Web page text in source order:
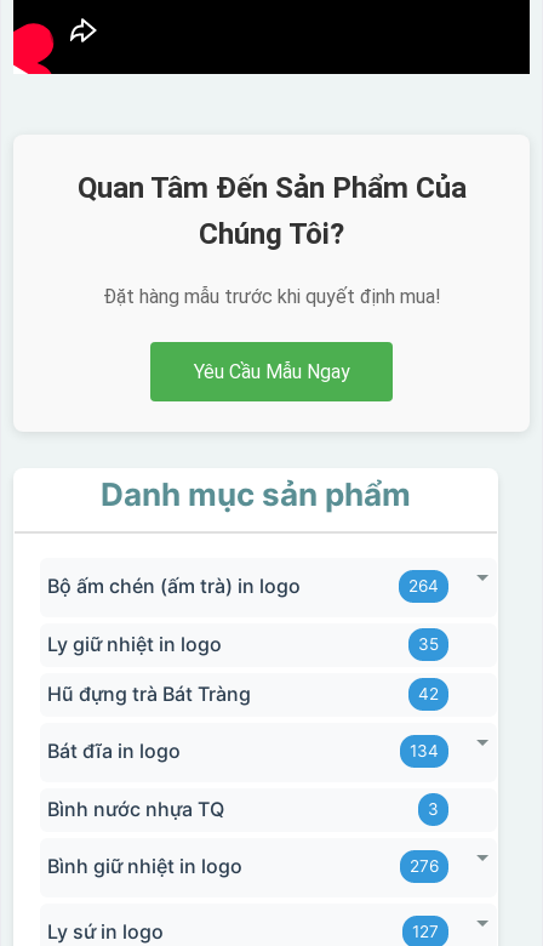
Quan Tâm Đến Sản Phẩm Của
Chúng Tôi?
Đặt hàng mẫu trước khi quyết định mua!
Yêu Cầu Mẫu Ngay
Danh mục sản phẩm
Bộ ấm chén (ấm trà) in logo 264
Ly giữ nhiệt in logo 35
Hũ đựng trà Bát Tràng 42
Bát đĩa in logo 134
Bình nước nhựa TQ 3
Bình giữ nhiệt in logo 276
Ly sứ in logo 127